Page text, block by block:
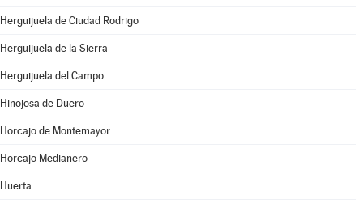
Herguijuela de Ciudad Rodrigo
Herguijuela de la Sierra
Herguijuela del Campo
Hinojosa de Duero
Horcajo de Montemayor
Horcajo Medianero
Huerta